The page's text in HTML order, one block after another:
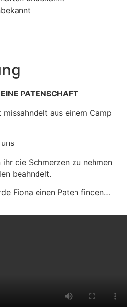
PATENSCHAFT
aus einem Camp
die Schmerzen zu nehmen
beahndelt.
Fiona einen Paten finden…